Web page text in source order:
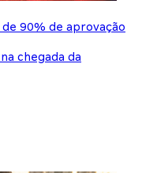
90% de aprovação
chegada da